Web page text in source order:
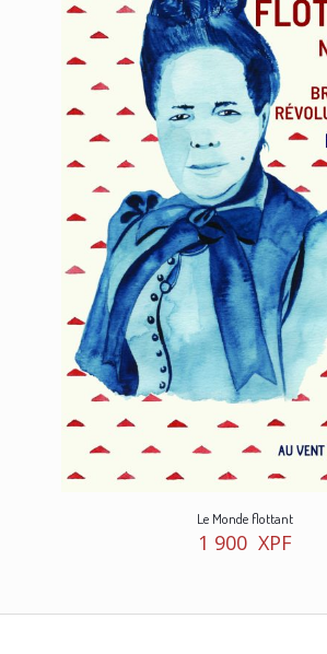
Le Monde flottant
1 900 XPF